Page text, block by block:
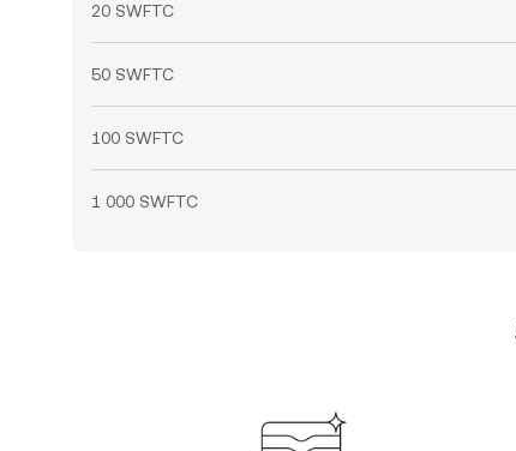
20 SWFTC
50 SWFTC
100 SWFTC
1 000 SWFTC